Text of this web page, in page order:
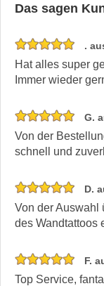
Das sagen
.
Hat alles super
Immer wieder
G.
Von der
schnell und
D.
Von der Auswahl
des Wandtattoos
F.
Top Service,